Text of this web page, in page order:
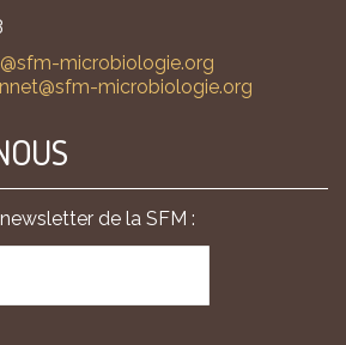
microbiologie.org
microbiologie.org
de la SFM :